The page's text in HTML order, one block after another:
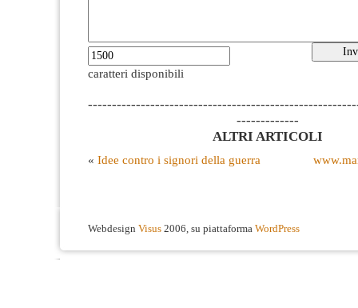
caratteri disponibili
-------------
ALTRI ARTICOLI
« Idee contro i signori della guerra
Webdesign Visus 2006, su piattaforma WordPress